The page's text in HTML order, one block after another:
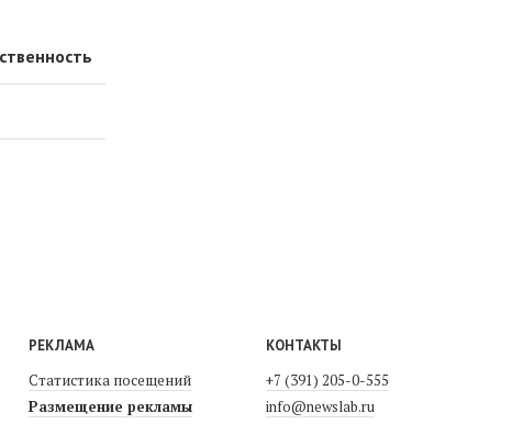
РЕКЛАМА
Статистика посещений
Размещение рекламы
КОНТАКТЫ
+7 (391) 205-0-555
info@newslab.ru